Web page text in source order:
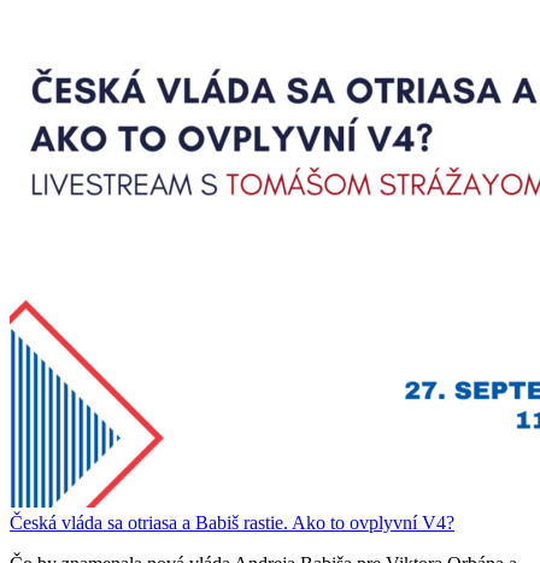
Česká vláda sa otriasa a Babiš rastie. Ako to ovplyvní V4?